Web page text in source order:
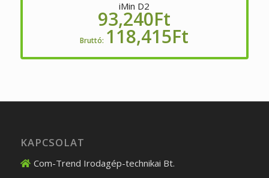
iMin D2
93,240Ft
Bruttó: 118,415Ft
KAPCSOLAT
Com-Trend Irodagép-technikai Bt.